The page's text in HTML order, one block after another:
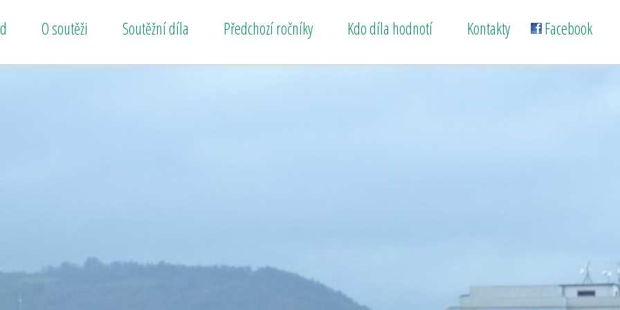
O soutěži Soutěžní díla Předchozí ročníky Kdo díla hodnotí Kontakty Facebook